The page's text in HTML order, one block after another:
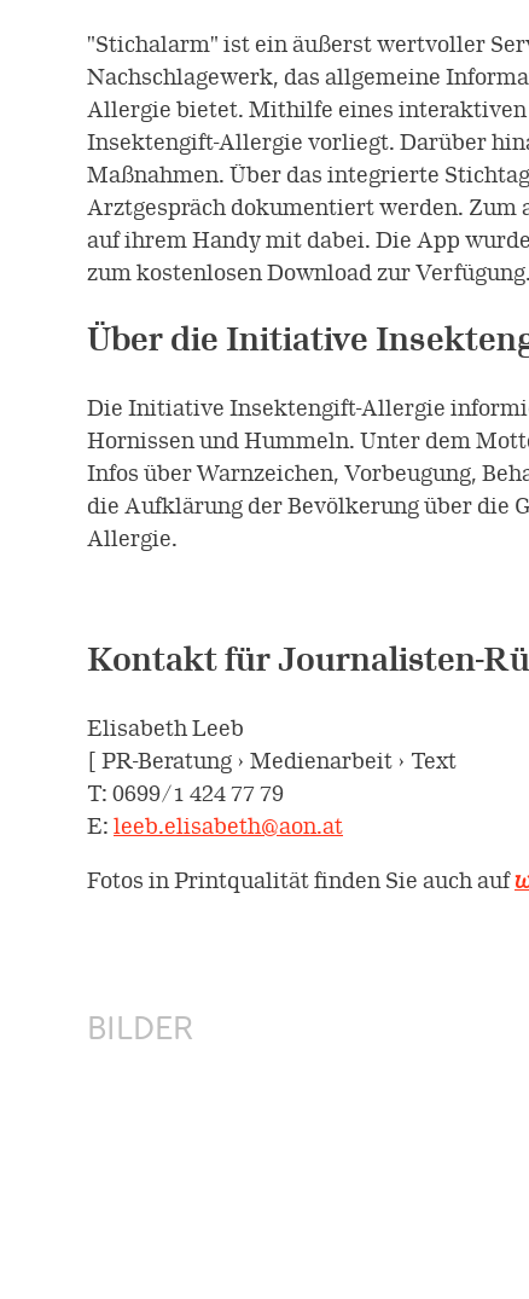
"Stichalarm" ist ein äußerst wertvoller
Nachschlagewerk, das allgemeine
Allergie bietet. Mithilfe eines interaktiven
Insektengift-Allergie vorliegt. Darüber
Maßnahmen. Über das integrierte
Arztgespräch dokumentiert werden. Zum
auf ihrem Handy mit dabei. Die App
zum kostenlosen Download zur Verfügung.
Über die Initiative
Die Initiative Insektengift-Allergie
Hornissen und Hummeln. Unter dem
Infos über Warnzeichen, Vorbeugung,
die Aufklärung der Bevölkerung über die
Allergie.
Kontakt für Journalisten-
Elisabeth Leeb
[ PR-Beratung › Medienarbeit › Text
T: 0699/1 424 77 79
E: leeb.elisabeth@aon.at
Fotos in Printqualität finden Sie auch auf
BILDER